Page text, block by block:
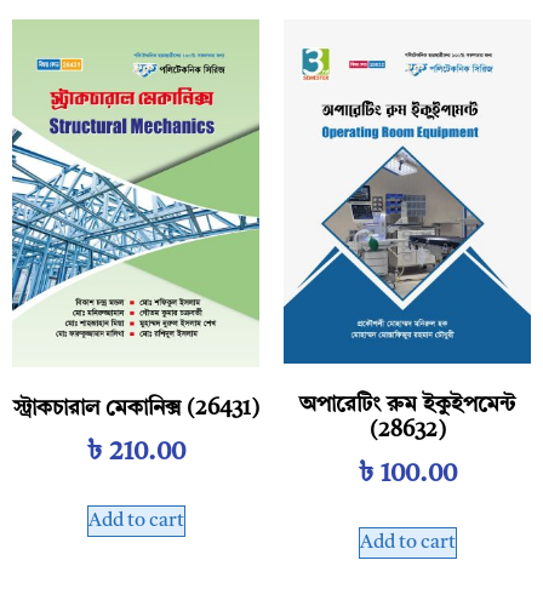
স্ট্রাকচারাল মেকানিক্স (26431)
৳ 210.00
Add to cart
অপারেটিং রুম ইকুইপমেন্ট
(28632)
৳ 100.00
Add to cart